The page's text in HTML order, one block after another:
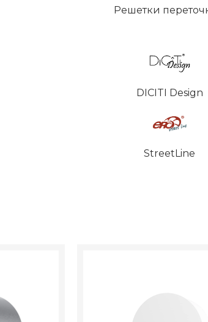
Решетки
DICITI Design
StreetLine